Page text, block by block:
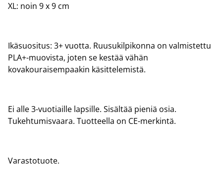
XL: noin 9 x 9 cm
Ikäsuositus: 3+ vuotta. Ruusukilpikonna on valmistettu
PLA+-muovista, joten se kestää vähän
kovakouraisempaakin käsittelemistä.
Ei alle 3-vuotiaille lapsille. Sisältää pieniä osia.
Tukehtumisvaara. Tuotteella on CE-merkintä.
Varastotuote.